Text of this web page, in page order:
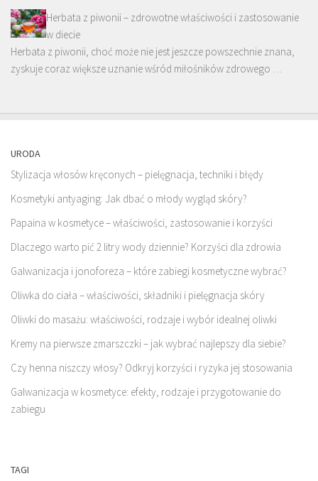
Herbata z piwonii – zdrowotne właściwości i zastosowanie
w diecie
Herbata z piwonii, choć może nie jest jeszcze powszechnie znana,
zyskuje coraz większe uznanie wśród miłośników zdrowego …
URODA
Stylizacja włosów kręconych – pielęgnacja, techniki i błędy
Kosmetyki antyaging: Jak dbać o młody wygląd skóry?
Papaina w kosmetyce – właściwości, zastosowanie i korzyści
Dlaczego warto pić 2 litry wody dziennie? Korzyści dla zdrowia
Galwanizacja i jonoforeza – które zabiegi kosmetyczne wybrać?
Oliwka do ciała – właściwości, składniki i pielęgnacja skóry
Oliwki do masażu: właściwości, rodzaje i wybór idealnej oliwki
Kremy na pierwsze zmarszczki – jak wybrać najlepszy dla siebie?
Czy henna niszczy włosy? Odkryj korzyści i ryzyka jej stosowania
Galwanizacja w kosmetyce: efekty, rodzaje i przygotowanie do
zabiegu
TAGI